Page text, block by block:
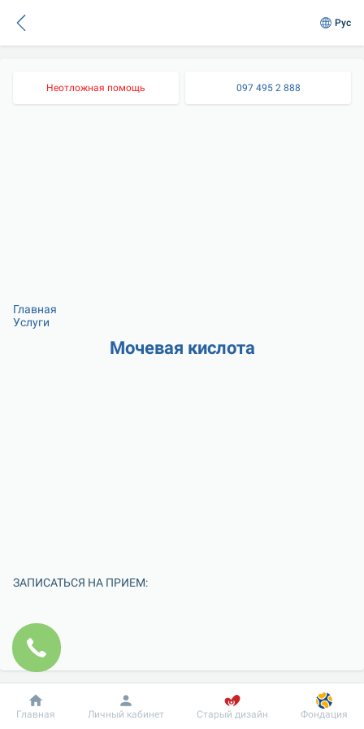
Рус
Неотложная помощь 097 495 2 888
Главная
Услуги
Мочевая кислота
ЗАПИСАТЬСЯ НА ПРИЕМ:
Добробут Информация Пациенту
Главная Личный кабинет Старый дизайн Фондация